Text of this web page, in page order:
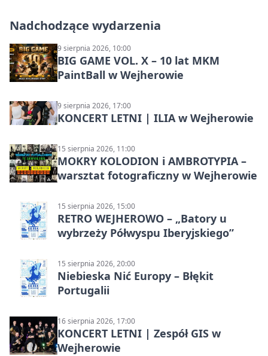
Nadchodzące wydarzenia
9 sierpnia 2026, 10:00
BIG GAME VOL. X – 10 lat MKM
PaintBall w Wejherowie
9 sierpnia 2026, 17:00
KONCERT LETNI | ILIA w Wejherowie
15 sierpnia 2026, 11:00
MOKRY KOLODION i AMBROTYPIA –
warsztat fotograficzny w Wejherowie
15 sierpnia 2026, 15:00
RETRO WEJHEROWO – „Batory u
wybrzeży Półwyspu Iberyjskiego”
15 sierpnia 2026, 20:00
Niebieska Nić Europy – Błękit
Portugalii
16 sierpnia 2026, 17:00
KONCERT LETNI | Zespół GIS w
Wejherowie